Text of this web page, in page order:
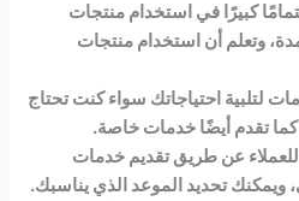
كبيرًا في استخدام منتجات
وتعلم أن استخدام منتجات
لتلبية احتياجاتك سواء كنت تحتاج
كما تقدم أيضًا خدمات خاصة.
للعملاء عن طريق تقديم خدمات
ويمكنك تحديد الموعد الذي يناسبك.